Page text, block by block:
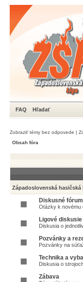
FAQ Hľadať
Zobraziť témy bez odpovede |
Obsah fóra
Západoslovenská hasičská
Diskusné fórum
Otázky k novému
Ligové diskusie
Diskusia o
Pozvánky a
Pozvánky na
Technika a
Diskusia o
Zábava